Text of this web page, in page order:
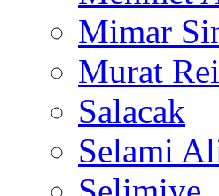
Mimar
Murat
Salacak
Selami